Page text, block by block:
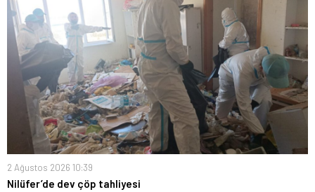
2 Ağustos 2026 10:39
Nilüfer’de dev çöp tahliyesi